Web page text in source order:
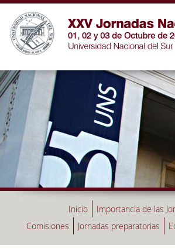
Inicio Importancia de las
Comisiones
Jornadas preparatorias